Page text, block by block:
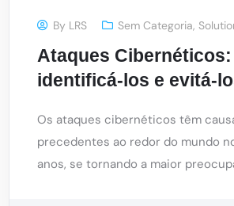
By LRS Sem Categoria,
Ataques
identificá-los e evitá-
Os ataques cibernéticos têm
precedentes ao redor do mundo
anos, se tornando a maior